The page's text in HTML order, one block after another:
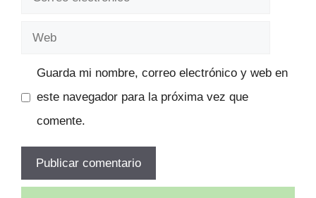
Web
Guarda mi nombre, correo electrónico y web en
este navegador para la próxima vez que
comente.